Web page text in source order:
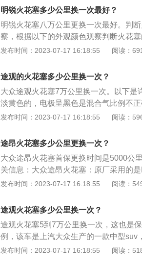
至使发动机有报废的可能。冷车状态更
因为热车时火花塞膨胀，螺栓和螺纹结
螺纹滑丝和断裂；而冷车状态更换火花
降低滑丝的风险。一旦滑丝很麻烦，必
线：拆火花塞时需要先拔下高压线，有
压线。插上高压线时一定要插到底，一
手要放正，以防止绝缘瓷被碰碎。
明锐火花塞多少公里换一次最好？
明锐火花塞八万公里更换一次最好。判
察，根据以下的外观颜色观察判断火花
及电极呈灰白色、灰黄色或浅棕色。工
花塞本身并没有损坏，清除油污和沉积
重，顶端出现起疤、黑色纹路、破裂、
排除故障后，更换新的火花塞，此外，
火花塞冷热型选错或混合气浓，机油上窜
发布时间：2023-07-17 16:18:55 阅读：
途观的火花塞多少公里换一次？
大众途观火花塞7万公里换一次。以下
淡黄色的，电极呈黑色是混合气比例不
或供油过多，高压线短路或断路。3、顶
而旁路。沉积物为灰色则是因为汽油中
发布时间：2023-07-17 16:18:55 阅读：
途昂火花塞多少公里更换一次？
大众途昂火花塞首保更换时间是5000公
关信息：大众途昂火花塞：原厂采用的
塞。更换时打开机盖，拆开发动机面板
点火线圈线束插头，拆卸点火线圈固定
坏，检查绝缘体是否击穿，检查电极是
拆卸火花塞，并逐个取出火花塞；用清
入缸体内部；将点火线圈对正火花塞，
具，测量火花塞间隙，并判断火花塞；
发布时间：2023-07-17 16:18:55 阅读：
途观火花塞多少公里换一次？
途观火花塞5到7万公里换一次，这也是
例，该车是上汽大众生产的一款中型suv
839mm、1673mm，轴距为2791mm。
发布时间：2023-07-17 16:18:55 阅读：